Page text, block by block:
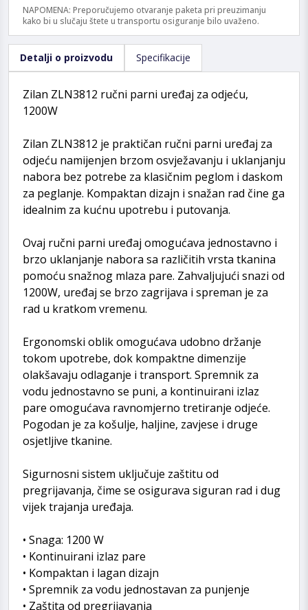
NAPOMENA: Preporučujemo otvaranje paketa pri preuzimanju
kako bi u slučaju štete u transportu osiguranje bilo uvaženo.
Detalji o proizvodu Specifikacije
Zilan ZLN3812 ručni parni uređaj za odjeću,
1200W
Zilan ZLN3812 je praktičan ručni parni uređaj za
odjeću namijenjen brzom osvježavanju i uklanjanju
nabora bez potrebe za klasičnim peglom i daskom
za peglanje. Kompaktan dizajn i snažan rad čine ga
idealnim za kućnu upotrebu i putovanja.
Ovaj ručni parni uređaj omogućava jednostavno i
brzo uklanjanje nabora sa različitih vrsta tkanina
pomoću snažnog mlaza pare. Zahvaljujući snazi od
1200W, uređaj se brzo zagrijava i spreman je za
rad u kratkom vremenu.
Ergonomski oblik omogućava udobno držanje
tokom upotrebe, dok kompaktne dimenzije
olakšavaju odlaganje i transport. Spremnik za
vodu jednostavno se puni, a kontinuirani izlaz
pare omogućava ravnomjerno tretiranje odjeće.
Pogodan je za košulje, haljine, zavjese i druge
osjetljive tkanine.
Sigurnosni sistem uključuje zaštitu od
pregrijavanja, čime se osigurava siguran rad i dug
vijek trajanja uređaja.
• Snaga: 1200 W
• Kontinuirani izlaz pare
• Kompaktan i lagan dizajn
• Spremnik za vodu jednostavan za punjenje
• Zaštita od pregrijavanja